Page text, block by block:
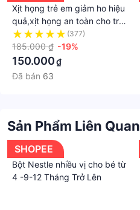
Xịt họng trẻ em giảm ho hiệu
quả,xịt họng an toàn cho trẻ
từ 6 tháng tuổi, xịt họng
PlasmaKare HSpray 30ml, vị
dưa lưới
(377)
185.000 ₫ -19%
150.000₫
Đã bán 63
Sản Phẩm Liên Quan
SHOPEE
Bột Nestle nhiều vị cho bé từ
4 -9-12 Tháng Trở Lên